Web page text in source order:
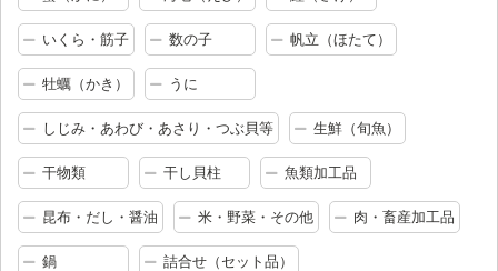
いくら・筋子 数の子 帆立（ほたて）
牡蠣（かき） うに
しじみ・あわび・あさり・つぶ貝等 生鮮（旬魚）
干物類 干し貝柱 魚類加工品
昆布・だし・醤油 米・野菜・その他 肉・畜産加工品
鍋 詰合せ（セット品）